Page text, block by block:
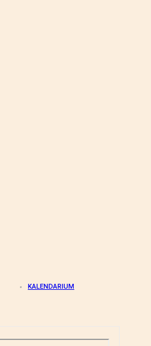
KALENDARIUM